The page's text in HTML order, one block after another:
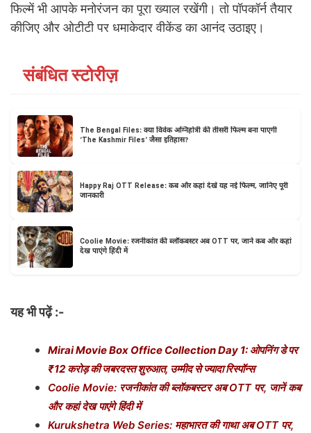
फिल्में भी आपके मनोरंजन का पूरा ख्याल रखेंगी। तो पॉपकॉर्न तैयार
कीजिए और ओटीटी पर धमाकेदार वीकेंड का आनंद उठाइए।
संबंधित स्टोरीज़
The Bengal Files: क्या विवेक अग्निहोत्री की तीसरी फिल्म बना पाएगी
‘The Kashmir Files’ जैसा इतिहास?
Happy Raj OTT Release: कब और कहां देखें यह नई फिल्म, जानिए पूरी
जानकारी
Coolie Movie: रजनीकांत की ब्लॉकबस्टर अब OTT पर, जानें कब और कहां
देख पाएंगे हिंदी में
यह भी पढ़ें :-
Mirai Movie Box Office Collection Day 1: ओपनिंग डे पर
₹12 करोड़ की जबरदस्त शुरुआत, उम्मीद से ज्यादा रिस्पॉन्स
Coolie Movie: रजनीकांत की ब्लॉकबस्टर अब OTT पर, जानें कब
और कहां देख पाएंगे हिंदी में
Kurukshetra Web Series: महाभारत की गाथा अब OTT पर,